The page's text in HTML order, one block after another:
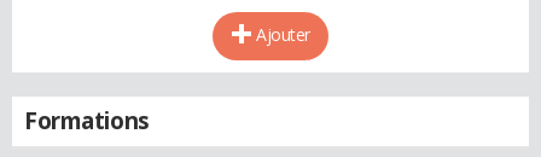
Ajouter
Formations